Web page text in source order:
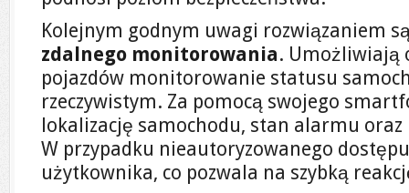
Kolejnym godnym uwagi rozwiązaniem
zdalnego monitorowania. Umożliwiają
pojazdów monitorowanie statusu
rzeczywistym. Za pomocą swojego
lokalizację samochodu, stan alarmu
W przypadku nieautoryzowanego
użytkownika, co pozwala na szybką